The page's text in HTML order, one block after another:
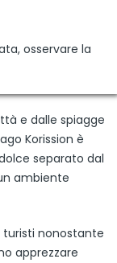
osservare la
e dalle spiagge
Korission è
separato dal
ambiente
turisti nonostante
apprezzare